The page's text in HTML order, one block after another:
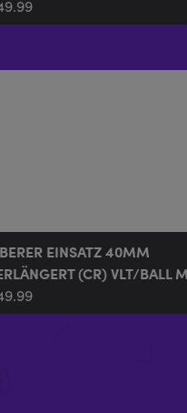
EINSATZ 40MM
(CR) VLT/BALL